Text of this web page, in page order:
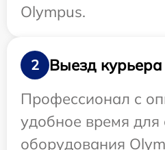
Olympus.
2
Выезд
Профессионал с
удобное время для
оборудования